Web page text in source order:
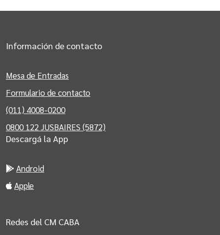
Información de contacto
Mesa de Entradas
Formulario de contacto
(011) 4008-0200
0800 122 JUSBAIRES (5872)
Descargá la App
Android
Apple
Redes del CM CABA